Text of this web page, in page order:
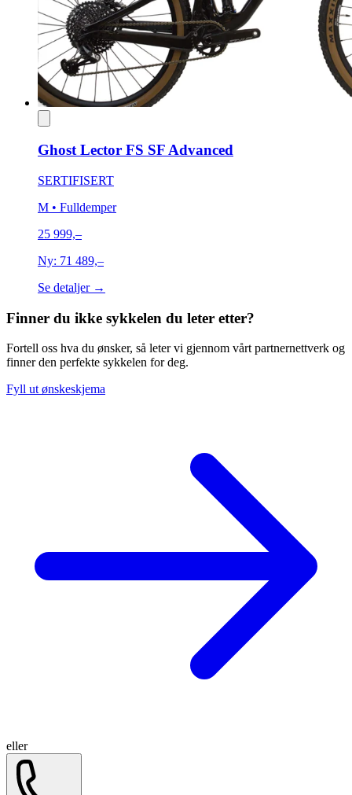
Ghost Lector FS SF Advanced
SERTIFISERT
M • Fulldemper
25 999,–
Ny: 71 489,–
Se detaljer →
Finner du ikke sykkelen du leter etter?
Fortell oss hva du ønsker, så leter vi gjennom vårt partnernettverk og
finner den perfekte sykkelen for deg.
Fyll ut ønskeskjema
eller